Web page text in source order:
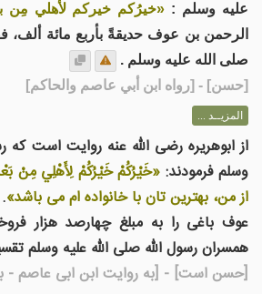
عليه وسلم : «خيرُكم خيركم لأهلي مِن
الرحمن بن عوف حديقةً بأربع مائة ألف،
صلى الله عليه وسلم .
[حسن] - [رواه ابن أبي عاصم والحاكم]
المزيــد ...
از ابوهریره رضی الله عنه روایت است که
وسلم فرمودند: «خَيْرُكُمْ خَيْرُكُمْ لِأَهْلِي مِنْ
از من، بهترین تان با خانواده ام می باشد»
عوف باغی را به مبلغ چهارصد هزار
همسران رسول الله صلی الله علیه وسلم
[حسن است] - [به روایت ابن ابی عاصم -